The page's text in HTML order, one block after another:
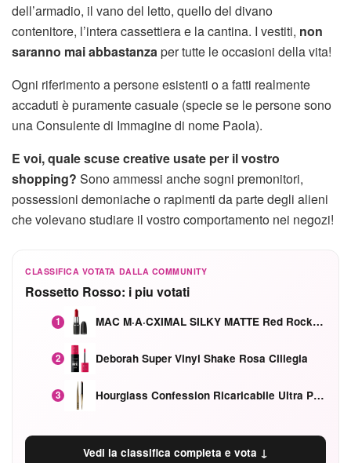
dell’armadio, il vano del letto, quello del divano
contenitore, l’intera cassettiera e la cantina. I vestiti, non
saranno mai abbastanza per tutte le occasioni della vita!
Ogni riferimento a persone esistenti o a fatti realmente
accaduti è puramente casuale (specie se le persone sono
una Consulente di Immagine di nome Paola).
E voi, quale scuse creative usate per il vostro
shopping? Sono ammessi anche sogni premonitori,
possessioni demoniache o rapimenti da parte degli alieni
che volevano studiare il vostro comportamento nei negozi!
CLASSIFICA VOTATA DALLA COMMUNITY
Rossetto Rosso: i piu votati
1 MAC M·A·CXIMAL SILKY MATTE Red Rock mat
2 Deborah Super Vinyl Shake Rosa Ciliegia
3 Hourglass Confession Ricaricabile Ultra Preciso Ad Alta Intensità Secretly Classic Red
Vedi la classifica completa e vota ↓